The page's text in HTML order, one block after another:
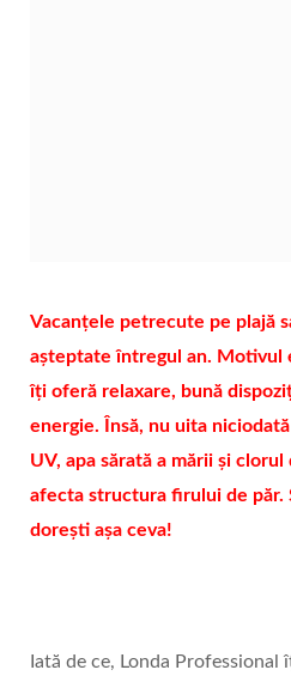
Vacanțele petrecute pe plajă
așteptate întregul an. Motivul
îți oferă relaxare, bună
energie. Însă, nu uita
UV, apa sărată a mării și
afecta structura firului de păr.
dorești așa ceva!
Iată de ce, Londa Professional